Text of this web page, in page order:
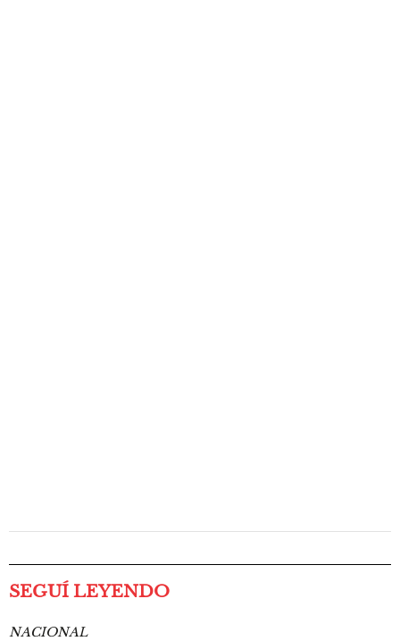
SEGUÍ LEYENDO
NACIONAL